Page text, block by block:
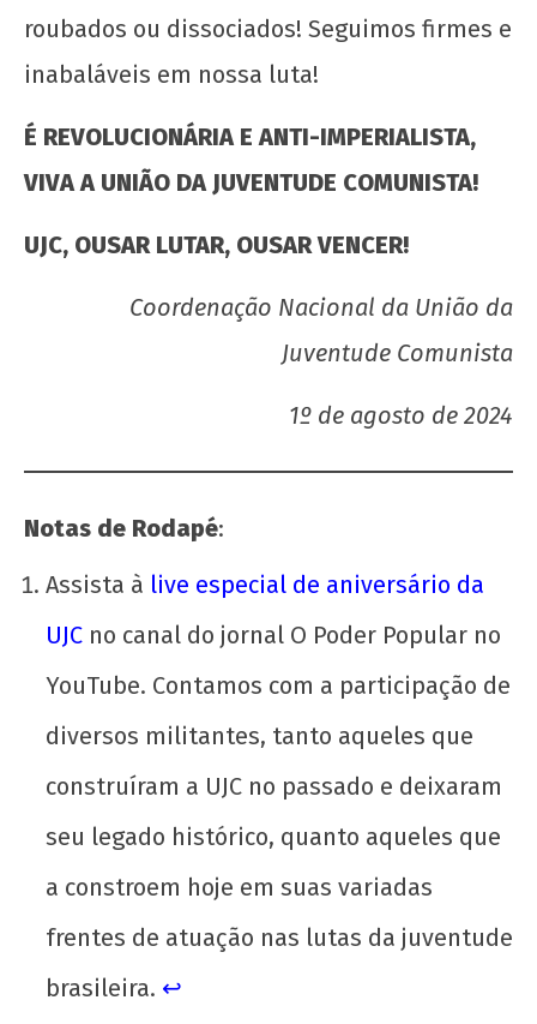
roubados ou dissociados! Seguimos firmes e
inabaláveis em nossa luta!
É REVOLUCIONÁRIA E ANTI-IMPERIALISTA,
VIVA A UNIÃO DA JUVENTUDE COMUNISTA!
UJC, OUSAR LUTAR, OUSAR VENCER!
Coordenação Nacional da União da
Juventude Comunista
1º de agosto de 2024
Notas de Rodapé:
Assista à live especial de aniversário da
UJC no canal do jornal O Poder Popular no
YouTube. Contamos com a participação de
diversos militantes, tanto aqueles que
construíram a UJC no passado e deixaram
seu legado histórico, quanto aqueles que
a constroem hoje em suas variadas
frentes de atuação nas lutas da juventude
brasileira. ↩︎